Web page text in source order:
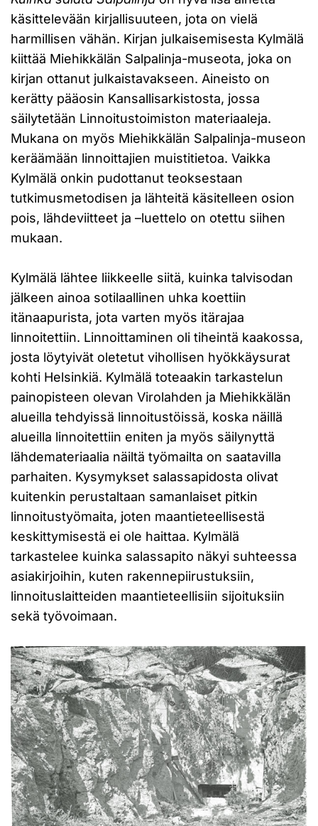
käsittelevään kirjallisuuteen, jota on vielä
harmillisen vähän. Kirjan julkaisemisesta Kylmälä
kiittää Miehikkälän Salpalinja-museota, joka on
kirjan ottanut julkaistavakseen. Aineisto on
kerätty pääosin Kansallisarkistosta, jossa
säilytetään Linnoitustoimiston materiaaleja.
Mukana on myös Miehikkälän Salpalinja-museon
keräämään linnoittajien muistitietoa. Vaikka
Kylmälä onkin pudottanut teoksestaan
tutkimusmetodisen ja lähteitä käsitelleen osion
pois, lähdeviitteet ja –luettelo on otettu siihen
mukaan.
Kylmälä lähtee liikkeelle siitä, kuinka talvisodan
jälkeen ainoa sotilaallinen uhka koettiin
itänaapurista, jota varten myös itärajaa
linnoitettiin. Linnoittaminen oli tiheintä kaakossa,
josta löytyivät oletetut vihollisen hyökkäysurat
kohti Helsinkiä. Kylmälä toteaakin tarkastelun
painopisteen olevan Virolahden ja Miehikkälän
alueilla tehdyissä linnoitustöissä, koska näillä
alueilla linnoitettiin eniten ja myös säilynyttä
lähdemateriaalia näiltä työmailta on saatavilla
parhaiten. Kysymykset salassapidosta olivat
kuitenkin perustaltaan samanlaiset pitkin
linnoitustyömaita, joten maantieteellisestä
keskittymisestä ei ole haittaa. Kylmälä
tarkastelee kuinka salassapito näkyi suhteessa
asiakirjoihin, kuten rakennepiirustuksiin,
linnoituslaitteiden maantieteellisiin sijoituksiin
sekä työvoimaan.